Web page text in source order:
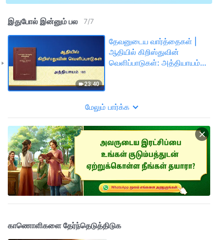
இதுபோல் இன்னும் பல 7/7
23:40
தேவனுடைய வார்த்தைகள் |
ஆதியில் கிறிஸ்துவின்
வெளிப்பாடுகள்: அத்தியாயம்
மேலும் பார்க்க
காணொளிகளை தேர்ந்தெடுத்திடுக